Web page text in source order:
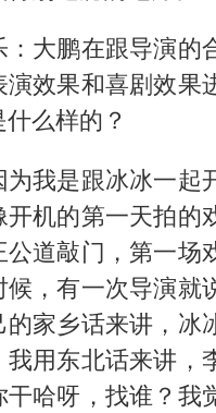
：大鹏在跟导演的
演效果和喜剧效果
么样的？
为我是跟冰冰一起
开机的第一天拍的
公道敲门，第一场
候，有一次导演就
的家乡话来讲，冰
我用东北话来讲，
干哈呀，找谁？我